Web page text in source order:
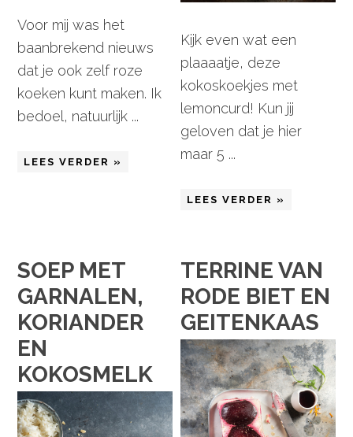
Voor mij was het
baanbrekend nieuws
dat je ook zelf roze
koeken kunt maken. Ik
bedoel, natuurlijk ...
LEES VERDER »
Kijk even wat een
plaaaatje, deze
kokoskoekjes met
lemoncurd! Kun jij
geloven dat je hier
maar 5 ...
LEES VERDER »
SOEP MET
GARNALEN,
KORIANDER
EN
KOKOSMELK
TERRINE VAN
RODE BIET EN
GEITENKAAS